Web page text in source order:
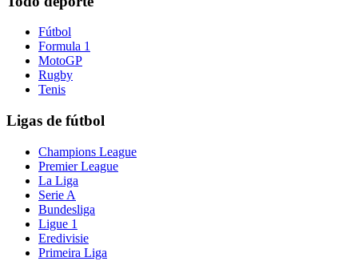
Fútbol
Formula 1
MotoGP
Rugby
Tenis
Ligas de fútbol
Champions League
Premier League
La Liga
Serie A
Bundesliga
Ligue 1
Eredivisie
Primeira Liga